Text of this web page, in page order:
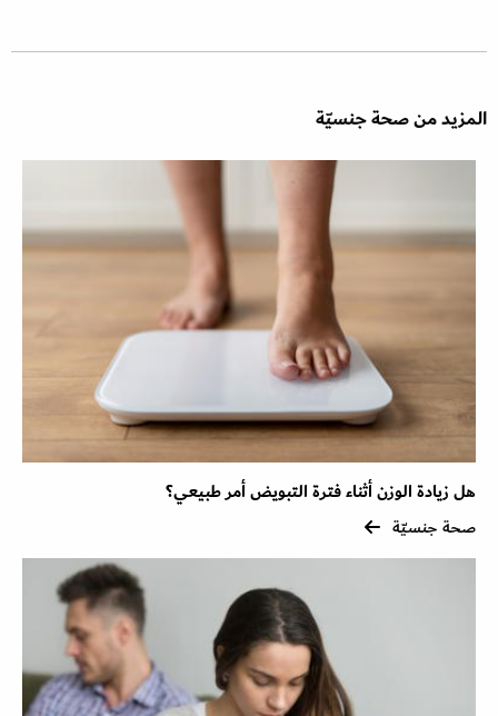
المزيد من صحة جنسيّة
هل زيادة الوزن أثناء فترة التبويض أمر طبيعي؟
صحة جنسيّة